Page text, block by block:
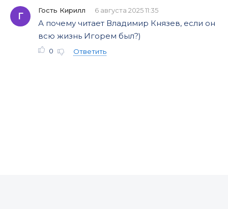
Г
Гость Кирилл 6 августа 2025 11:35
А почему читает Владимир Князев, если он
всю жизнь Игорем был?)
0 Ответить